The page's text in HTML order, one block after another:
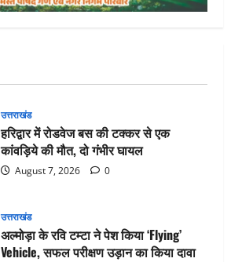
उत्तराखंड
हरिद्वार में रोडवेज बस की टक्कर से एक
कांवड़िये की मौत, दो गंभीर घायल
August 7, 2026 0
उत्तराखंड
अल्मोड़ा के रवि टम्टा ने पेश किया ‘Flying’
Vehicle, सफल परीक्षण उड़ान का किया दावा